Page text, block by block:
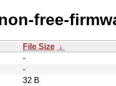
free-
File Size ↓
-
-
32 B